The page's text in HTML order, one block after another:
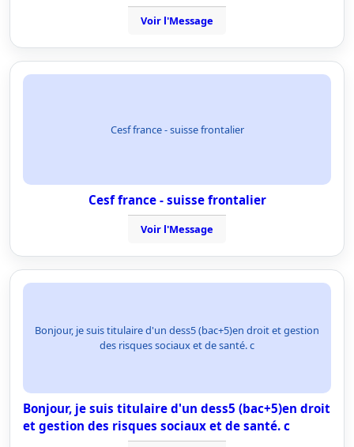
Voir l'Message
Cesf france - suisse frontalier
Cesf france - suisse frontalier
Voir l'Message
Bonjour, je suis titulaire d'un dess5 (bac+5)en droit et gestion
des risques sociaux et de santé. c
Bonjour, je suis titulaire d'un dess5 (bac+5)en droit
et gestion des risques sociaux et de santé. c